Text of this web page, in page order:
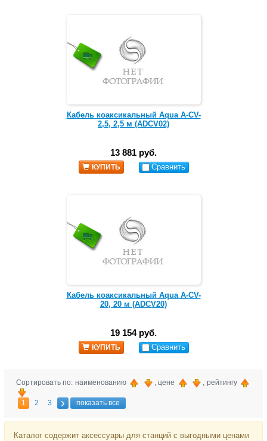
Кабель коаксикальный Aqua A-CV-
2,5, 2,5 м (ADCV02)
13 881 руб.
КУПИТЬ Сравнить
Кабель коаксикальный Aqua A-CV-
20, 20 м (ADCV20)
19 154 руб.
КУПИТЬ Сравнить
Сортировать по: наименованию , цене , рейтингу
1 2 3 показать все
Каталог содержит аксессуары для станций с выгодными ценами